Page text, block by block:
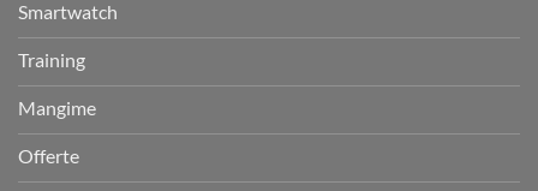
Smartwatch
Training
Mangime
Offerte